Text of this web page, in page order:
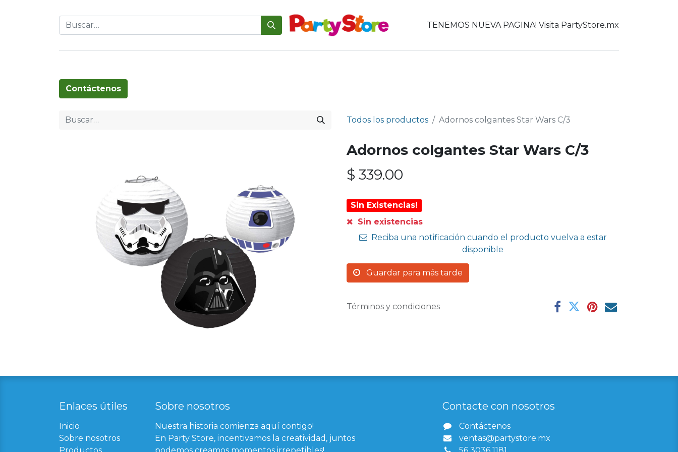
TENEMOS NUEVA PAGINA! Visita PartyStore.mx
Contáctenos
Todos los productos Adornos colgantes Star Wars C/3
Adornos colgantes Star Wars C/3
$ 339.00
Sin Existencias!
Sin existencias
Reciba una notificación cuando el producto vuelva a estar
disponible
Guardar para más tarde
Términos y condiciones
Enlaces útil​es
Inicio
Sobre nosotros
Sobre nosotros
Nuestra historia comienza aquí contigo!
En Party Store, incentivamos la creatividad, juntos
Contacte con nosotros
Contáctenos
ventas@partystore.mx